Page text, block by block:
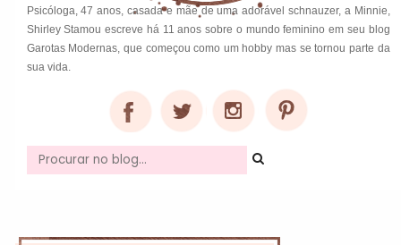
Psicóloga, 47 anos, casada e mãe de uma adorável schnauzer, a Minnie,
Shirley Stamou escreve há 11 anos sobre o mundo feminino em seu blog
Garotas Modernas, que começou como um hobby mas se tornou parte da
sua vida.